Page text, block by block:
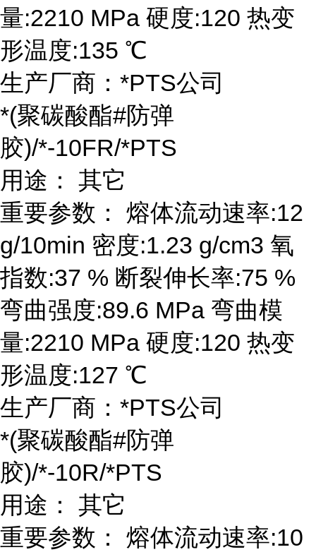
量:2210 MPa 硬度:120 热变
形温度:135 ℃
生产厂商：*PTS公司
*(聚碳酸酯#防弹
胶)/*-10FR/*PTS
用途： 其它
重要参数： 熔体流动速率:12
g/10min 密度:1.23 g/cm3 氧
指数:37 % 断裂伸长率:75 %
弯曲强度:89.6 MPa 弯曲模
量:2210 MPa 硬度:120 热变
形温度:127 ℃
生产厂商：*PTS公司
*(聚碳酸酯#防弹
胶)/*-10R/*PTS
用途： 其它
重要参数： 熔体流动速率:10